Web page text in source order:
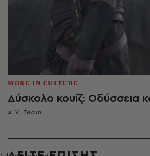
MORE IN CULTURE
Δύσκολο κουίζ: Οδύσσεια
A.V. Team